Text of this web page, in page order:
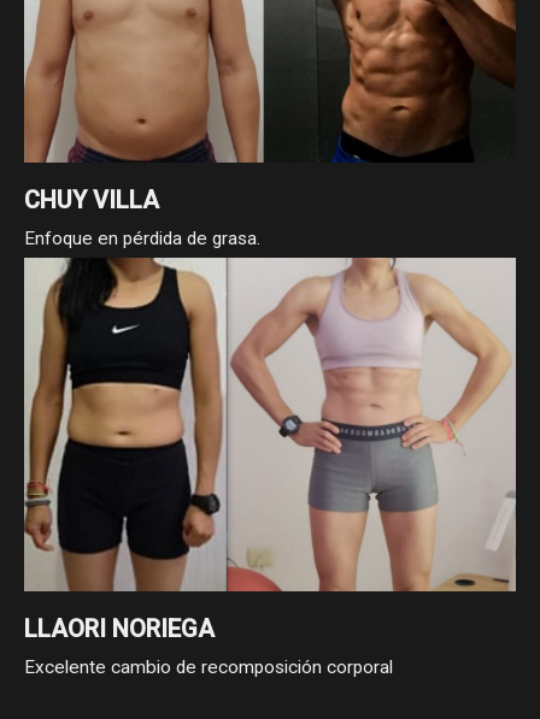
CHUY VILLA
Enfoque en pérdida de grasa.
LLAORI NORIEGA
Excelente cambio de recomposición corporal